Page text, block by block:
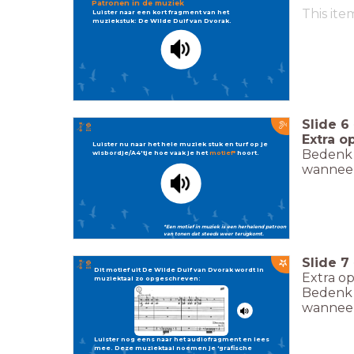
Luister naar een kort fragment van het
muziekstuk: De Wilde Duif van Dvorak.
Patronen in de muziek
This
Luister nu naar het hele muziek stuk en turf op je
wisbordje/A4'tje hoe vaak je hetmotief* hoort.
*Een motief in muziek is een herhalend patroon
van tonen dat steeds weer terugkomt.
Slide 6
Extra
Dit motief uit De Wilde Duif van Dvorak wordt in
muziektaal zo opgeschreven:
Luister nog eens naar het audiofragment en lees
mee. Deze muziektaal noemen je ‘grafische
Slide 7
Extra